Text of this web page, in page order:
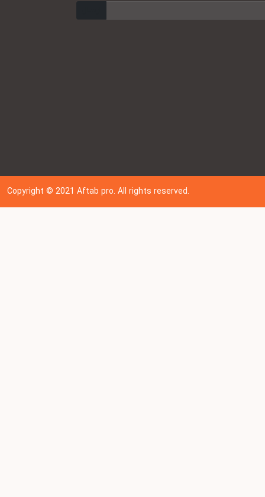
Copyright © 202 1Aftab pro. All rights reserved.